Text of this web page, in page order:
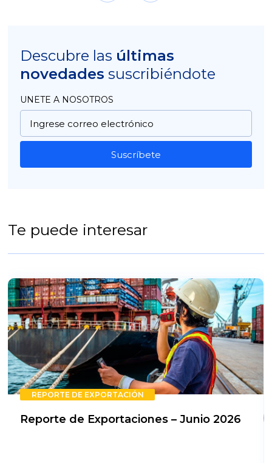
Descubre las últimas
novedades suscribiéndote
UNETE A NOSOTROS
Suscríbete
Te puede interesar
REPORTE DE EXPORTACIÓN
Reporte de Exportaciones – Junio 2026